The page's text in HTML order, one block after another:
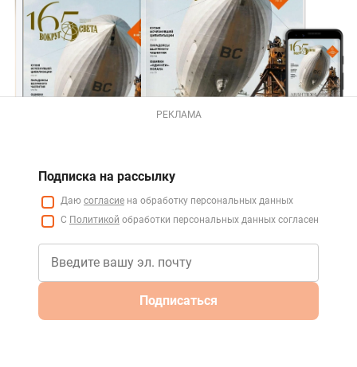
РЕКЛАМА
Подписка на рассылку
Даю согласие на обработку персональных данных
С Политикой обработки персональных данных согласен
Подписаться